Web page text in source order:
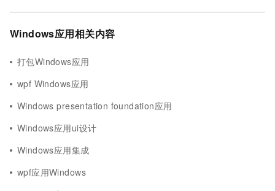
Windows应用相关内容
打包Windows应用
wpf Windows应用
Windows presentation foundation应用
Windows应用ui设计
Windows应用集成
wpf应用Windows